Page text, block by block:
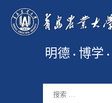
明德 博学